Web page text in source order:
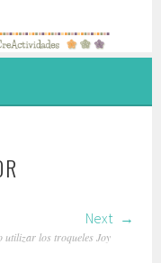
Next
utilizar los troqueles Joy